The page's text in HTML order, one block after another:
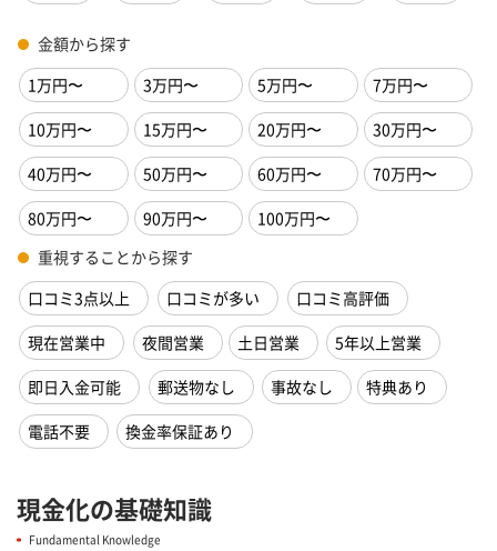
金額から探す
1万円〜
3万円〜 5万円〜
7万円〜
10万円〜
15万円〜 20万円〜
30万円〜
40万円〜
50万円〜 60万円〜
70万円〜
80万円〜
90万円〜
100万円〜
重視することから探す
口コミ3点以上
口コミが多い
口コミ高評価
現在営業中
夜間営業 土日営業
5年以上営業
即日入金可能
郵送物なし 事故なし
特典あり
電話不要
換金率保証あり
現金化の基礎知識
Fundamental Knowledge